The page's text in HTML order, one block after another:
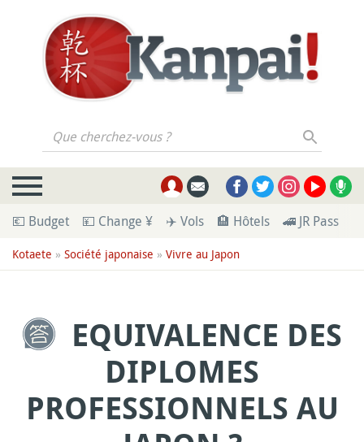
Que cherchez-vous ?
💶 Budget 💴 Change ¥ ✈️ Vols 🏨 Hôtels 🚄 JR Pass
Kotaete » Société japonaise » Vivre au Japon
EQUIVALENCE DES
DIPLOMES
PROFESSIONNELS AU